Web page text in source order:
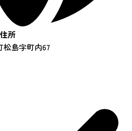
住所
松島字町内67